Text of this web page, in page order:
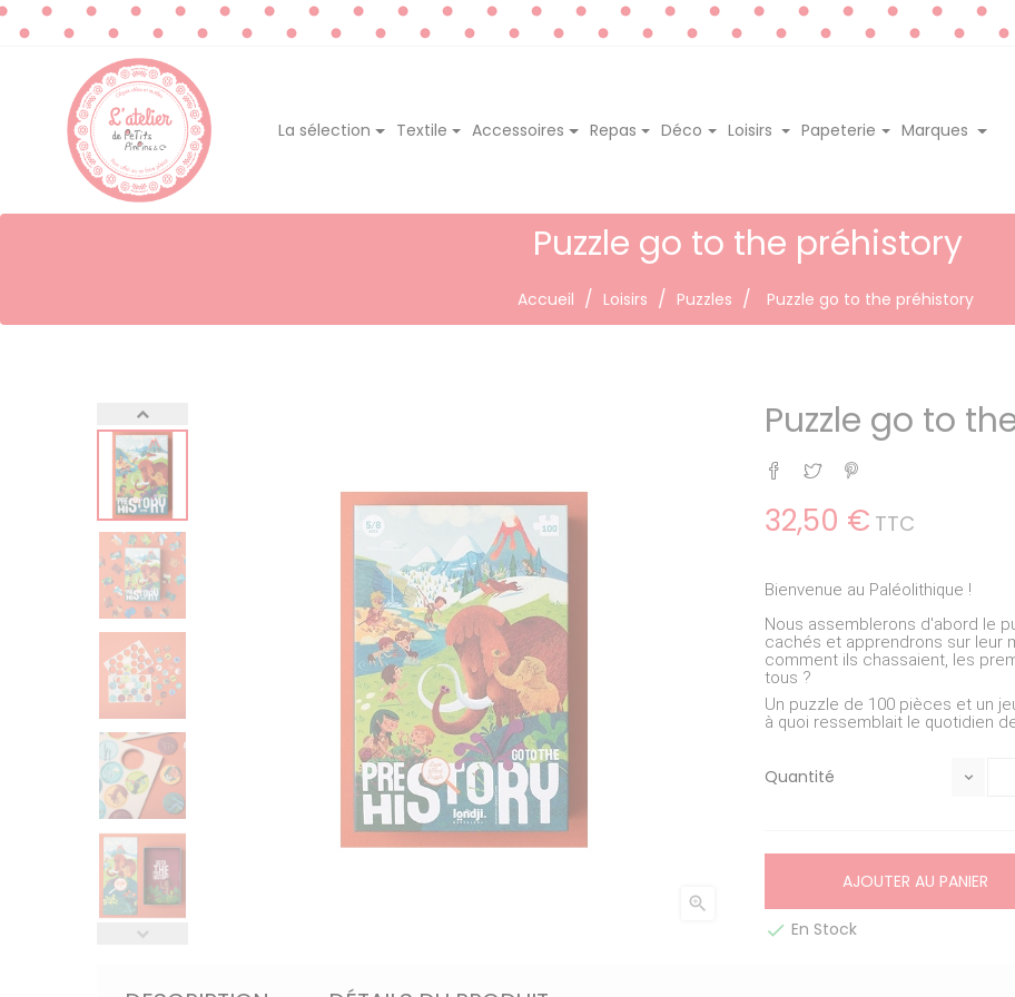
La sélection Textile Accessoires Repas Déco Loisirs Papeterie Marques
Puzzle go to the préhistory
Accueil Loisirs Puzzles Puzzle go to the préhistory

Puzzle go to
Partager
Tweet
32,50 € TTC
Bienvenue au Paléolithique !
Nous assemblerons d'abord le
cachés et apprendrons sur leur
comment ils chassaient, les
tous ?
Un puzzle de 100 pièces et un
à quoi ressemblait le quotidien
Quantité
AJOUTER AU PANIER
 En Stock